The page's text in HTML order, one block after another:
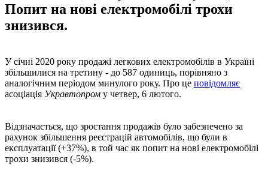
Попит на нові електромобілі трохи
знизився.
У січні 2020 року продажі легкових електромобілів в Україні
збільшилися на третину - до 587 одиниць, порівняно з
аналогічним періодом минулого року. Про це повідомляє
асоціація Укравтопром у четвер, 6 лютого.
Відзначається, що зростання продажів було забезпечено за
рахунок збільшення реєстрацій автомобілів, що були в
експлуатації (+37%), в той час як попит на нові електромобілі
трохи знизився (-5%).